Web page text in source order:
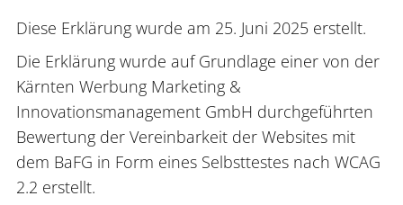
Diese Erklärung wurde am 25. Juni 2025 erstellt.
Die Erklärung wurde auf Grundlage einer von der
Kärnten Werbung Marketing &
Innovationsmanagement GmbH durchgeführten
Bewertung der Vereinbarkeit der Websites mit
dem BaFG in Form eines Selbsttestes nach WCAG
2.2 erstellt.